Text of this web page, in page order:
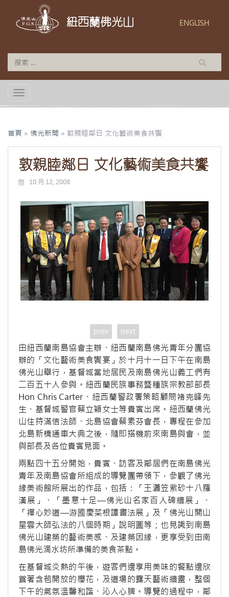
紐西蘭佛光山 ENGLISH
TOGGLE NAVIGATION
首頁 » 佛光新聞 » 敦親睦鄰日 文化藝術美食共饗
敦親睦鄰日 文化藝術美食共饗
10 月 12, 2008
prev next
由紐西蘭南島協會主辦、紐西蘭南島佛光青年分團協
辦的「文化藝術美食饗宴」於十月十一日下午在南島
佛光山舉行，基督城當地居民及南島佛光山義工們有
二百五十人參與。紐西蘭民族事務暨種族宗教部部長
Hon Chris Carter、紐西蘭警政署策略顧問褚克峰先
生、基督城警官蔡立穎女士等貴賓出席。紐西蘭佛光
山住持滿信法師、北島協會蔡素芬會長，專程在參加
北島新橋通車大典之後，隨即搭機前來南島與會，並
與部長及各位貴賓見面。
兩點四十五分開始，貴賓、訪客及鄰居們在南島佛光
青年及南島協會所組成的導覽團帶領下，參觀了佛光
緣美術館所展出的作品，包括：「王瀟笠紫砂十八羅
漢展」、「墨意十足—佛光山名家百人碑牆展」、
「禪心妙道—游國慶菜根譚書法展」及「佛光山開山
星雲大師弘法的八個時期」說明圖等；也見識到南島
佛光山建築的藝術美感、及建築因緣，更享受到由南
島佛光滴水坊所準備的美食茶點。
在基督城炎熱的午後，遊客們邊享用美味的餐點邊欣
賞著含苞開放的櫻花，及道場的露天藝術牆畫，整個
下午的氣氛溫馨和諧、沁人心脾。導覽的過程中，鄰